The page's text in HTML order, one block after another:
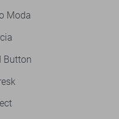
Moda
Button